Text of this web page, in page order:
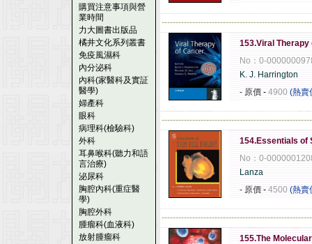
購買注意事項與營
業時間
力大圖書出版品
橘井文化系列叢書
免疫風濕科
內分泌科
內科(家醫科及實証
醫學)
婦產科
眼科
病理科(檢驗科)
外科
耳鼻喉科(聽力和語
言治療)
泌尿科
胸腔內科(重症醫
學)
胸腔外科
腫瘤科(血液科)
放射腫瘤科
153.Viral Therapy
No：0-
K. J. Harrington
- 原價 - 4900 (熱賣
154.Essentials of
No：0-
Lanza
- 原價 - 4500 (熱賣
155.The